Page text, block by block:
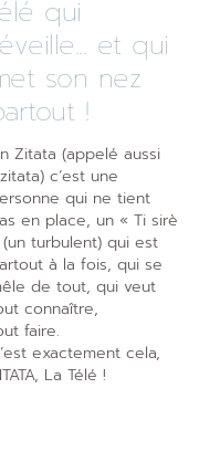
qui
et qui
son nez
!
Zitata (appelé aussi
c’est une
qui ne tient
en place, un « Ti sirè
(un turbulent) qui est
à la fois, qui se
de tout, qui veut
connaître,
faire.
exactement cela,
La Télé !